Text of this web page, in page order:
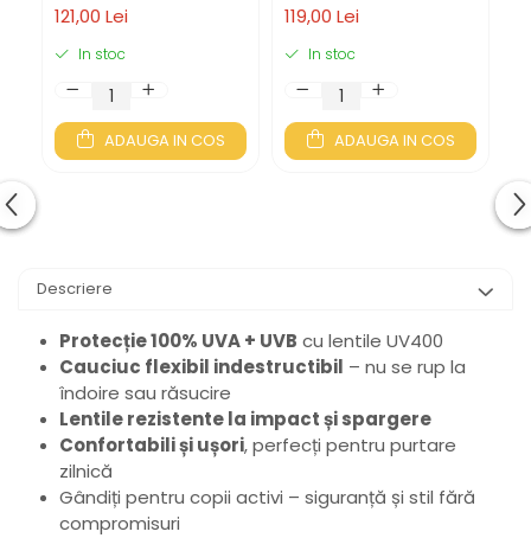
SUNFLOWER, LENTILE
121,00 Lei
In stoc
ADAUGA IN COS
KEYHOLE: MINT TO BE |
119,00 Lei
In stoc
ADAUGA IN COS
Descriere
Protecție 100% UVA + UVB cu lentile UV400
Cauciuc flexibil indestructibil – nu se rup la
îndoire sau răsucire
Lentile rezistente la impact și spargere
Confortabili și ușori, perfecți pentru purtare
zilnică
Gândiți pentru copii activi – siguranță și stil fără
compromisuri